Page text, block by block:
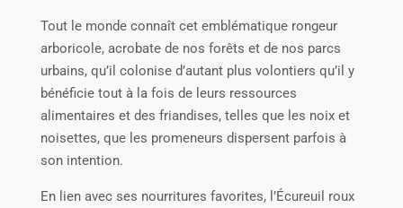
Tout le monde connaît cet emblématique rongeur
arboricole, acrobate de nos forêts et de nos parcs
urbains, qu’il colonise d’autant plus volontiers qu’il y
bénéficie tout à la fois de leurs ressources
alimentaires et des friandises, telles que les noix et
noisettes, que les promeneurs dispersent parfois à
son intention.
En lien avec ses nourritures favorites, l’Écureuil roux